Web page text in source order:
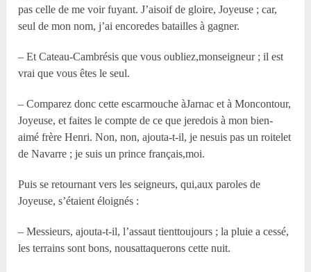
pas celle de me voir fuyant. J’aisoif de gloire, Joyeuse ; car,
seul de mon nom, j’ai encoredes batailles à gagner.
– Et Cateau-Cambrésis que vous oubliez,monseigneur ; il est
vrai que vous êtes le seul.
– Comparez donc cette escarmouche àJarnac et à Moncontour,
Joyeuse, et faites le compte de ce que jeredois à mon bien-
aimé frère Henri. Non, non, ajouta-t-il, je nesuis pas un roitelet
de Navarre ; je suis un prince français,moi.
Puis se retournant vers les seigneurs, qui,aux paroles de
Joyeuse, s’étaient éloignés :
– Messieurs, ajouta-t-il, l’assaut tienttoujours ; la pluie a cessé,
les terrains sont bons, nousattaquerons cette nuit.